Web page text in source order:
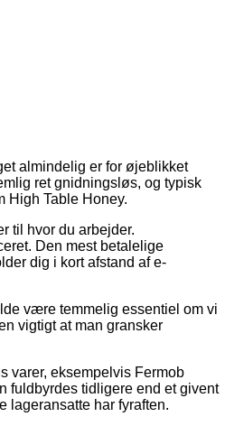
almindelig er for øjeblikket
ret gnidningsløs, og typisk
High Table Honey.
til hvor du arbejder.
Den mest betalelige
dig i kort afstand af e-
være temmelig essentiel om vi
vigtigt at man gransker
varer, eksempelvis Fermob
fuldbyrdes tidligere end et givent
lageransatte har fyraften.